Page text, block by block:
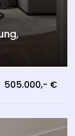
505.000,- €